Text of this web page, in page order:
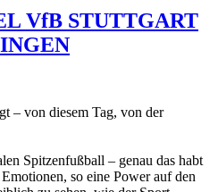
VfB STUTTGART
– von diesem Tag, von der
Spitzenfußball – genau das habt
so eine Power auf den